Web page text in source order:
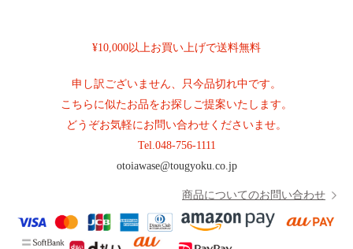
¥10,000以上お買い上げで送料無料
申し訳ございません、只今品切れ中です。
こちらに似たお品をお探しご提案いたします。
どうぞお気軽にお問い合わせくださいませ。
Tel.048-756-1111
otoiawase@tougyoku.co.jp
商品についてのお問い合わせ